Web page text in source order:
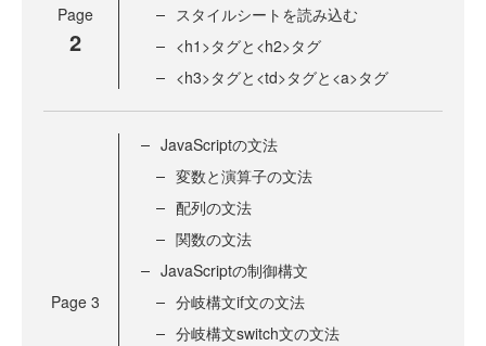
Page
2
スタイルシートを読み込む
<h1>タグと<h2>タグ
<h3>タグと<td>タグと<a>タグ
Page 3
JavaScriptの文法
変数と演算子の文法
配列の文法
関数の文法
JavaScriptの制御構文
分岐構文if文の文法
分岐構文switch文の文法